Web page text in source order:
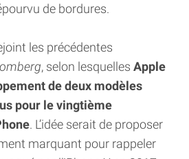
de bordures.
les précédentes
, selon lesquelles Apple
de deux modèles
pour le vingtième
. L’idée serait de proposer
marquant pour rappeler